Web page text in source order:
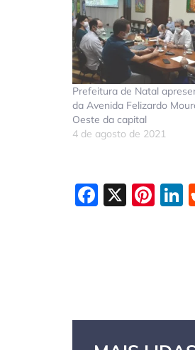
Prefeitura de Natal
da Avenida Felizardo
Oeste da capital
4 de agosto de 2021
X